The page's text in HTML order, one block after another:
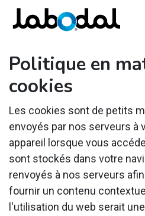
Se rendre au contenu
Politique en
cookies
Les cookies sont de petits
envoyés par nos serveurs à
appareil lorsque vous
sont stockés dans votre
renvoyés à nos serveurs
fournir un contenu
l'utilisation du web serait